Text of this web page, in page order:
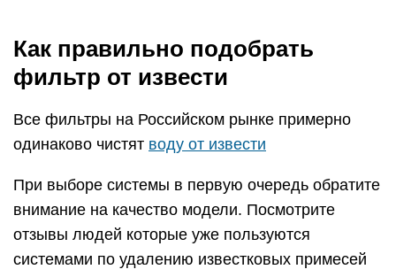
Как правильно подобрать
фильтр от извести
Все фильтры на Российском рынке примерно
одинаково чистят воду от извести
При выборе системы в первую очередь обратите
внимание на качество модели. Посмотрите
отзывы людей которые уже пользуются
системами по удалению известковых примесей